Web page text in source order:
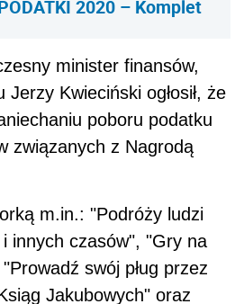
2020 – Komplet
minister finansów,
Kwieciński ogłosił, że
poboru podatku
związanych z Nagrodą
m.in.: "Podróży ludzi
innych czasów", "Gry na
swój pług przez
Jakubowych" oraz